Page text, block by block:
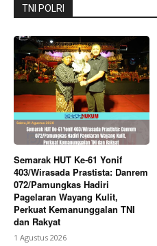
TNI POLRI
Semarak HUT Ke-61 Yonif
403/Wirasada Prastista: Danrem
072/Pamungkas Hadiri
Pagelaran Wayang Kulit,
Perkuat Kemanunggalan TNI
dan Rakyat
1 Agustus 2026